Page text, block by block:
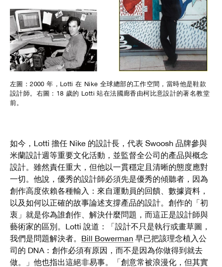
左圖：2000 年，Lotti 在 Nike 全球總部的工作空間，當時他是鞋款
設計師。右圖：18 歲的 Lotti 站在法國廊香由柯比意設計的著名教堂
前。
如今，Lotti 擔任 Nike 的設計長，代表 Swoosh 品牌參與
米蘭設計週等重要文化活動，並監督全公司的產品與概念
設計。雖然責任重大，但他以一貫穩定且清晰的態度應對
一切。他說，優秀的設計師必須先是優秀的傾聽者，因為
創作高度依賴各種輸入：來自運動員的回饋、數據資料，
以及如何以正確的故事論述支撐產品的設計。創作的「初
衷」就是你為誰創作、解決什麼問題，而這正是設計師與
藝術家的區別。Lotti 說道：「設計不只是執行或畫草圖，
我們是問題解決者。 Bill Bowerman 早已把該理念植入公
司的 DNA：創作必須有原因，而不是因為你做得到就去
做。」他也指出這絕非易事。「創意常被浪漫化，但其實